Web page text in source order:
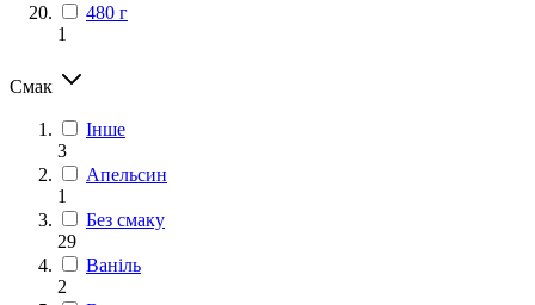
480 г
1
Смак
Інше
3
Апельсин
1
Без смаку
29
Ваніль
2